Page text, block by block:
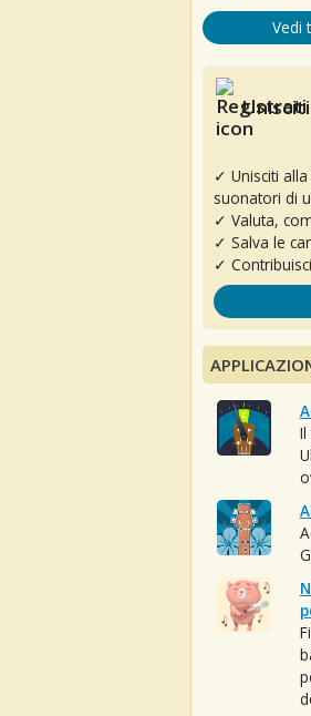
Vedi
Unisciti
✓ Unisciti
suonatori di
✓ Valuta,
✓ Salva le
✓